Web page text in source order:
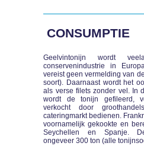
CONSUMPTIE
Geelvintonijn wordt
conservenindustrie in
vereist geen vermelding van
soort). Daarnaast wordt het
als verse filets zonder vel. In
wordt de tonijn gefileerd,
verkocht door
cateringmarkt bedienen.
voornamelijk gekookte en
Seychellen en Spanje.
ongeveer 300 ton (alle